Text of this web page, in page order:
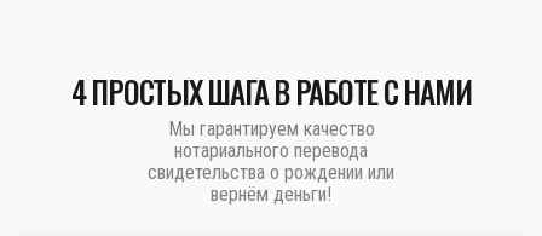
4 ПРОСТЫХ ШАГА В РАБОТЕ С НАМИ
Мы гарантируем качество
нотариального перевода
свидетельства о рождении или
вернём деньги!